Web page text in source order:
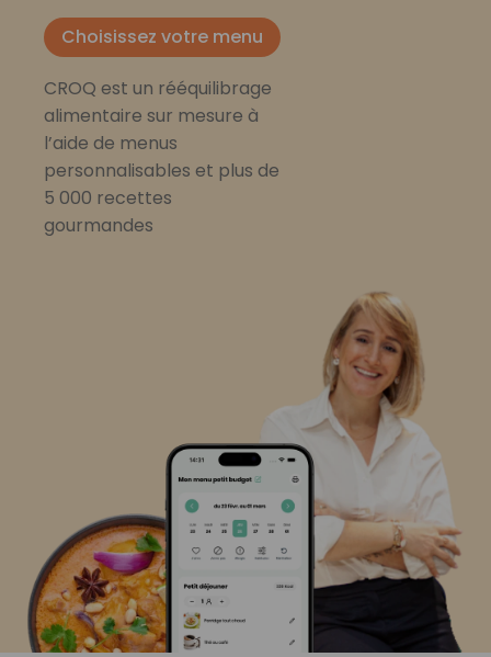
Choisissez votre menu
CROQ est un rééquilibrage
alimentaire sur mesure à
l’aide de menus
personnalisables et plus de
5 000 recettes
gourmandes